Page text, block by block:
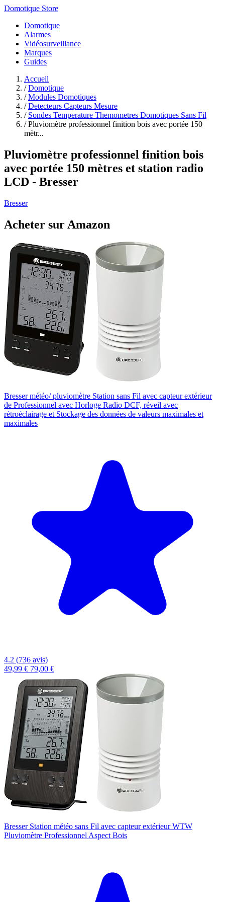
Domotique Store
Domotique
Alarmes
Vidéosurveillance
Marques
Guides
Accueil
/ Domotique
/ Modules Domotiques
/ Detecteurs Capteurs Mesure
/ Sondes Temperature Themometres Domotiques Sans Fil
/ Pluviomètre professionnel finition bois avec portée 150
mètr...
Pluviomètre professionnel finition bois
avec portée 150 mètres et station radio
LCD - Bresser
Bresser
Acheter sur Amazon
Bresser météo/ pluviomètre Station sans Fil avec capteur extérieur
de Professionnel avec Horloge Radio DCF, réveil avec
rétroéclairage et Stockage des données de valeurs maximales et
maximales
4.2 (736 avis)
49,99 € 79,00 €
Bresser Station météo sans Fil avec capteur extérieur WTW
Pluviomètre Professionnel Aspect Bois